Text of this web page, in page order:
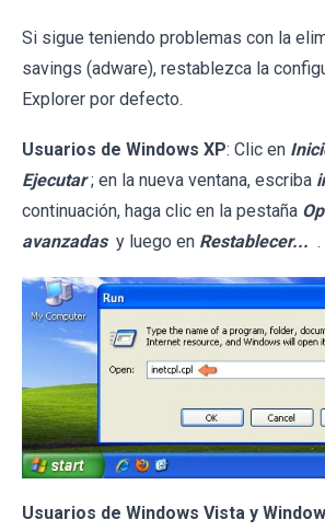
Si sigue teniendo problemas con la
savings (adware), restablezca la
Explorer por defecto.
Usuarios de Windows XP: Clic en
Ejecutar ; en la nueva ventana, escriba
continuación, haga clic en la pestaña
avanzadas y luego en Restablecer... .
Usuarios de Windows Vista y